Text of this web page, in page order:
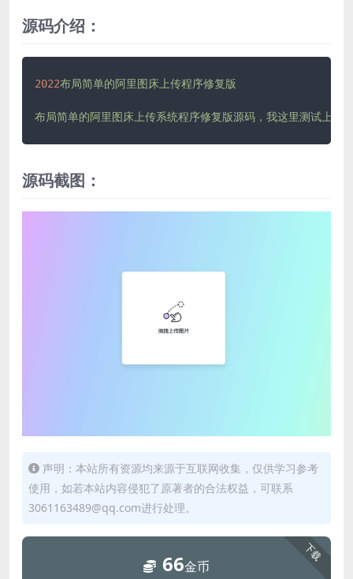
源码介绍：
2022布局简单的阿里图床上传程序修复版
布局简单的阿里图床上传系统程序修复版源码，我这里测试上传
源码截图：
声明：本站所有资源均来源于互联网收集，仅供学习参考
使用，如若本站内容侵犯了原著者的合法权益，可联系
3061163489@qq.com进行处理。
下载
66金币